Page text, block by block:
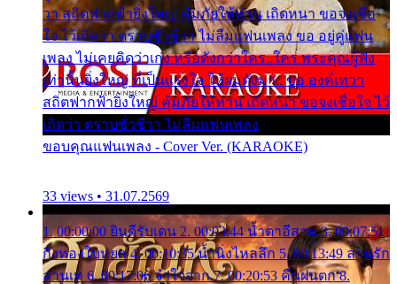
วา สถิตฟากฟ้ายิ่งใหญ่ คุ้มภัยให้ท่าน เถิดหนา ขอจงเชื่อ
ใจ ไว้เถิดว่า ตราบชั่วชีวา ไม่ลืมแฟนเพลง ขอ อยู่คู่แฟน
เพลง ไม่เคยคิดว่าเก่ง หรือดังกว่าใคร..ใคร พระคุณผู้ฟัง
เท่านั้นยิ่งใหญ่ ที่เป็นแรงใจ ให้ผมดังมา.. ขอ องค์เทวา
สถิตฟากฟ้ายิ่งใหญ่ คุ้มภัยให้ท่าน เถิดหนา ขอจงเชื่อใจ ไว้
เถิดว่า ตราบชั่วชีวา ไม่ลืมแฟนเพลง
ขอบคุณแฟนเพลง - Cover Ver. (KARAOKE)
33 views • 31.07.2569
1. 00:00:00 ยินดีรับเดน 2. 00:03:44 น้ำตาอีสาน 3. 00:07:51
กิ่งทองใบหยก 4. 00:10:35 น้ำนิ่งไหลลึก 5. 00:13:49 ลานรัก
ลานเท 6. 00:17:06 จำใจจาก 7. 00:20:53 คืนฝนตก 8.